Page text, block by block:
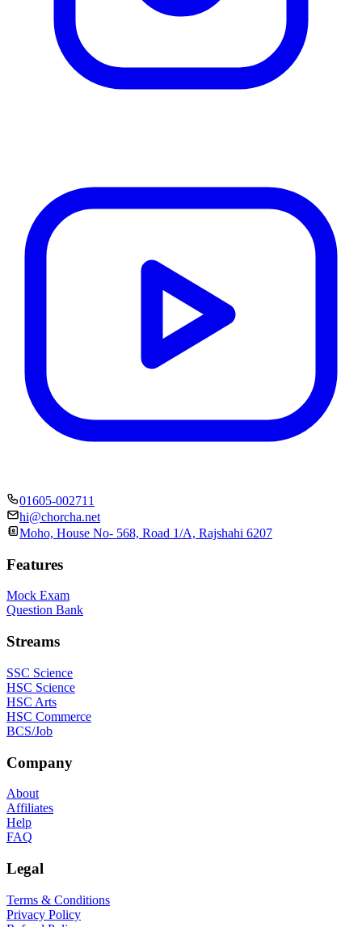
01605-002711
hi@chorcha.net
Moho, House No- 568, Road 1/A, Rajshahi 6207
Features
Mock Exam
Question Bank
Streams
SSC Science
HSC Science
HSC Arts
HSC Commerce
BCS/Job
Company
About
Affiliates
Help
FAQ
Legal
Terms & Conditions
Privacy Policy